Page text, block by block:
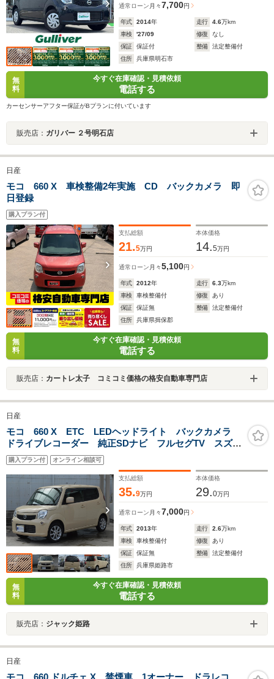
通常ローン 月々7,700円
年式 2014年 走行 4.6万km
車検
'27/09 修復
なし
保証
保証付 整備
法定整備付
住所
兵庫県明石市
無
料
今すぐ在庫確認・見積依頼
電話する
カーセンサーアフター保証がBプランに付いています
販売店： ガリバー ２号明石店
日産
モコ 660 X 車検整備2年実施 CD バックカメラ 即
日登録
購入プラン付
支払総額
21.5万円
本体価格
14.5万円
通常ローン 月々5,100円
年式 2012年 走行 6.3万km
車検
車検整備付 修復
あり
保証
保証無 整備
法定整備付
住所
兵庫県揖保郡
無
料
今すぐ在庫確認・見積依頼
電話する
販売店： カートレ太子 コミコミ価格の格安自動車専門店
日産
モコ 660 X ETC LEDヘッドライト バックカメラ
ドライブレコーダー 純正SDナビ フルセグTV スズキ
純正14インチAW スマートキー 走行25378km
購入プラン付 オンライン相談可
支払総額
35.9万円
本体価格
29.0万円
通常ローン 月々7,000円
年式 2013年 走行 2.6万km
車検
車検整備付 修復
あり
保証
保証無 整備
法定整備付
住所
兵庫県姫路市
無
料
今すぐ在庫確認・見積依頼
電話する
販売店： ジャック姫路
日産
モコ 660 ドルチェ X 禁煙車 1オーナー ドラレコ